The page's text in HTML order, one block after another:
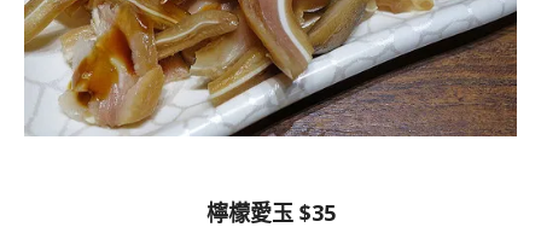
檸檬愛玉 $35